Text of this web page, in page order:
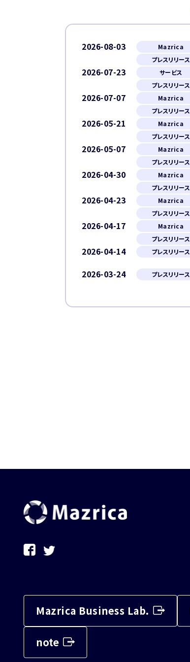
2026-08-03
Mazrica
プレスリリース
2026-07-23
サービス
プレスリリース
2026-07-07
Mazrica
プレスリリース
2026-05-21
Mazrica
プレスリリース
2026-05-07
Mazrica
プレスリリース
2026-04-30
Mazrica
プレスリリース
2026-04-23
Mazrica
プレスリリース
2026-04-17
Mazrica
プレスリリース
2026-04-14 プレスリリース
2026-03-24 プレスリリース
Mazrica Business Lab.
note